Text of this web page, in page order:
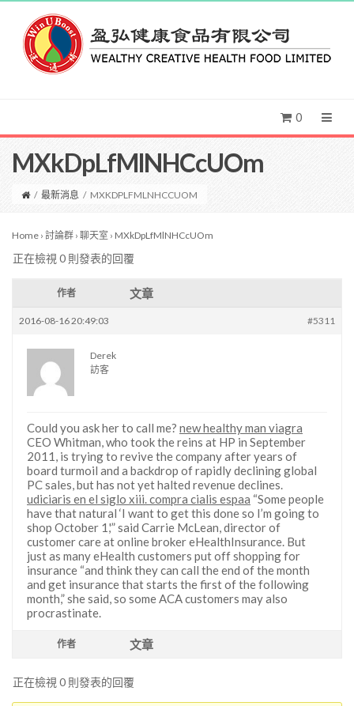
0
MXkDpLfMlNHCcUOm
/ 最新消息 / MXKDPLFMLNHCCUOM
Home › 討論群 › 聊天室 › MXkDpLfMlNHCcUOm
正在檢視 0 則發表的回覆
作者 文章
2016-08-16 20:49:03 #5311
Derek
訪客
Could you ask her to call me? new healthy man viagra
CEO Whitman, who took the reins at HP in September
2011, is trying to revive the company after years of
board turmoil and a backdrop of rapidly declining global
PC sales, but has not yet halted revenue declines.
udiciaris en el siglo xiii. compra cialis espaa “Some people
have that natural ‘I want to get this done so I’m going to
shop October 1,'” said Carrie McLean, director of
customer care at online broker eHealthInsurance. But
just as many eHealth customers put off shopping for
insurance “and think they can call the end of the month
and get insurance that starts the first of the following
month,” she said, so some ACA customers may also
procrastinate.
作者 文章
正在檢視 0 則發表的回覆